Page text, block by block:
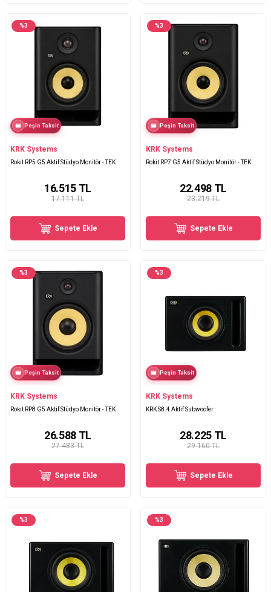
%3
Peşin Taksit
KRK Systems
Rokit RP5 G5 Aktif Stüdyo Monitör - TEK
17.111 TL
16.515TL
Sepete Ekle
%3
Peşin Taksit
KRK Systems
Rokit RP7 G5 Aktif Stüdyo Monitör - TEK
23.219 TL
22.498TL
Sepete Ekle
%3
Peşin Taksit
KRK Systems
Rokit RP8 G5 Aktif Stüdyo Monitör - TEK
27.483 TL
26.588TL
Sepete Ekle
%3
Peşin Taksit
KRK Systems
KRK S8.4 Aktif Subwoofer
29.160 TL
28.225TL
Sepete Ekle
%3 %3